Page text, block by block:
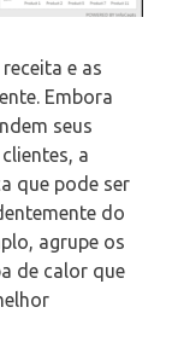
e as
Embora
seus
a
que pode ser
do
agrupe os
de calor que